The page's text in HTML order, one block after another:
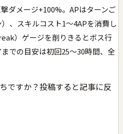
ダメージ+100%。APはターンご
、スキルコスト1〜4APを消費し
）ゲージを削りきるとボス行
での目安は初回25〜30時間、全
ですか？投稿すると記事に反